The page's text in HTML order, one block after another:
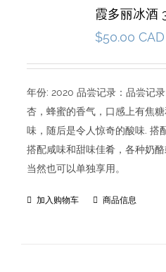
霞多丽冰酒
$50.00 CAD
年份: 2020 品尝记录：品尝记录
杏，蜂蜜的香气，口感上有焦
味，随后是令人惊奇的酸味. 搭
搭配咸味和甜味佳肴，各种奶酪
当然也可以单独享用。
加入购物车 商品信息